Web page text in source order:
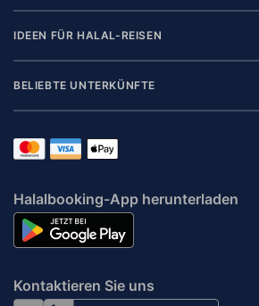
IDEEN FÜR HALAL-REISEN
BELIEBTE UNTERKÜNFTE
Halalbooking-App herunterladen
Kontaktieren Sie uns